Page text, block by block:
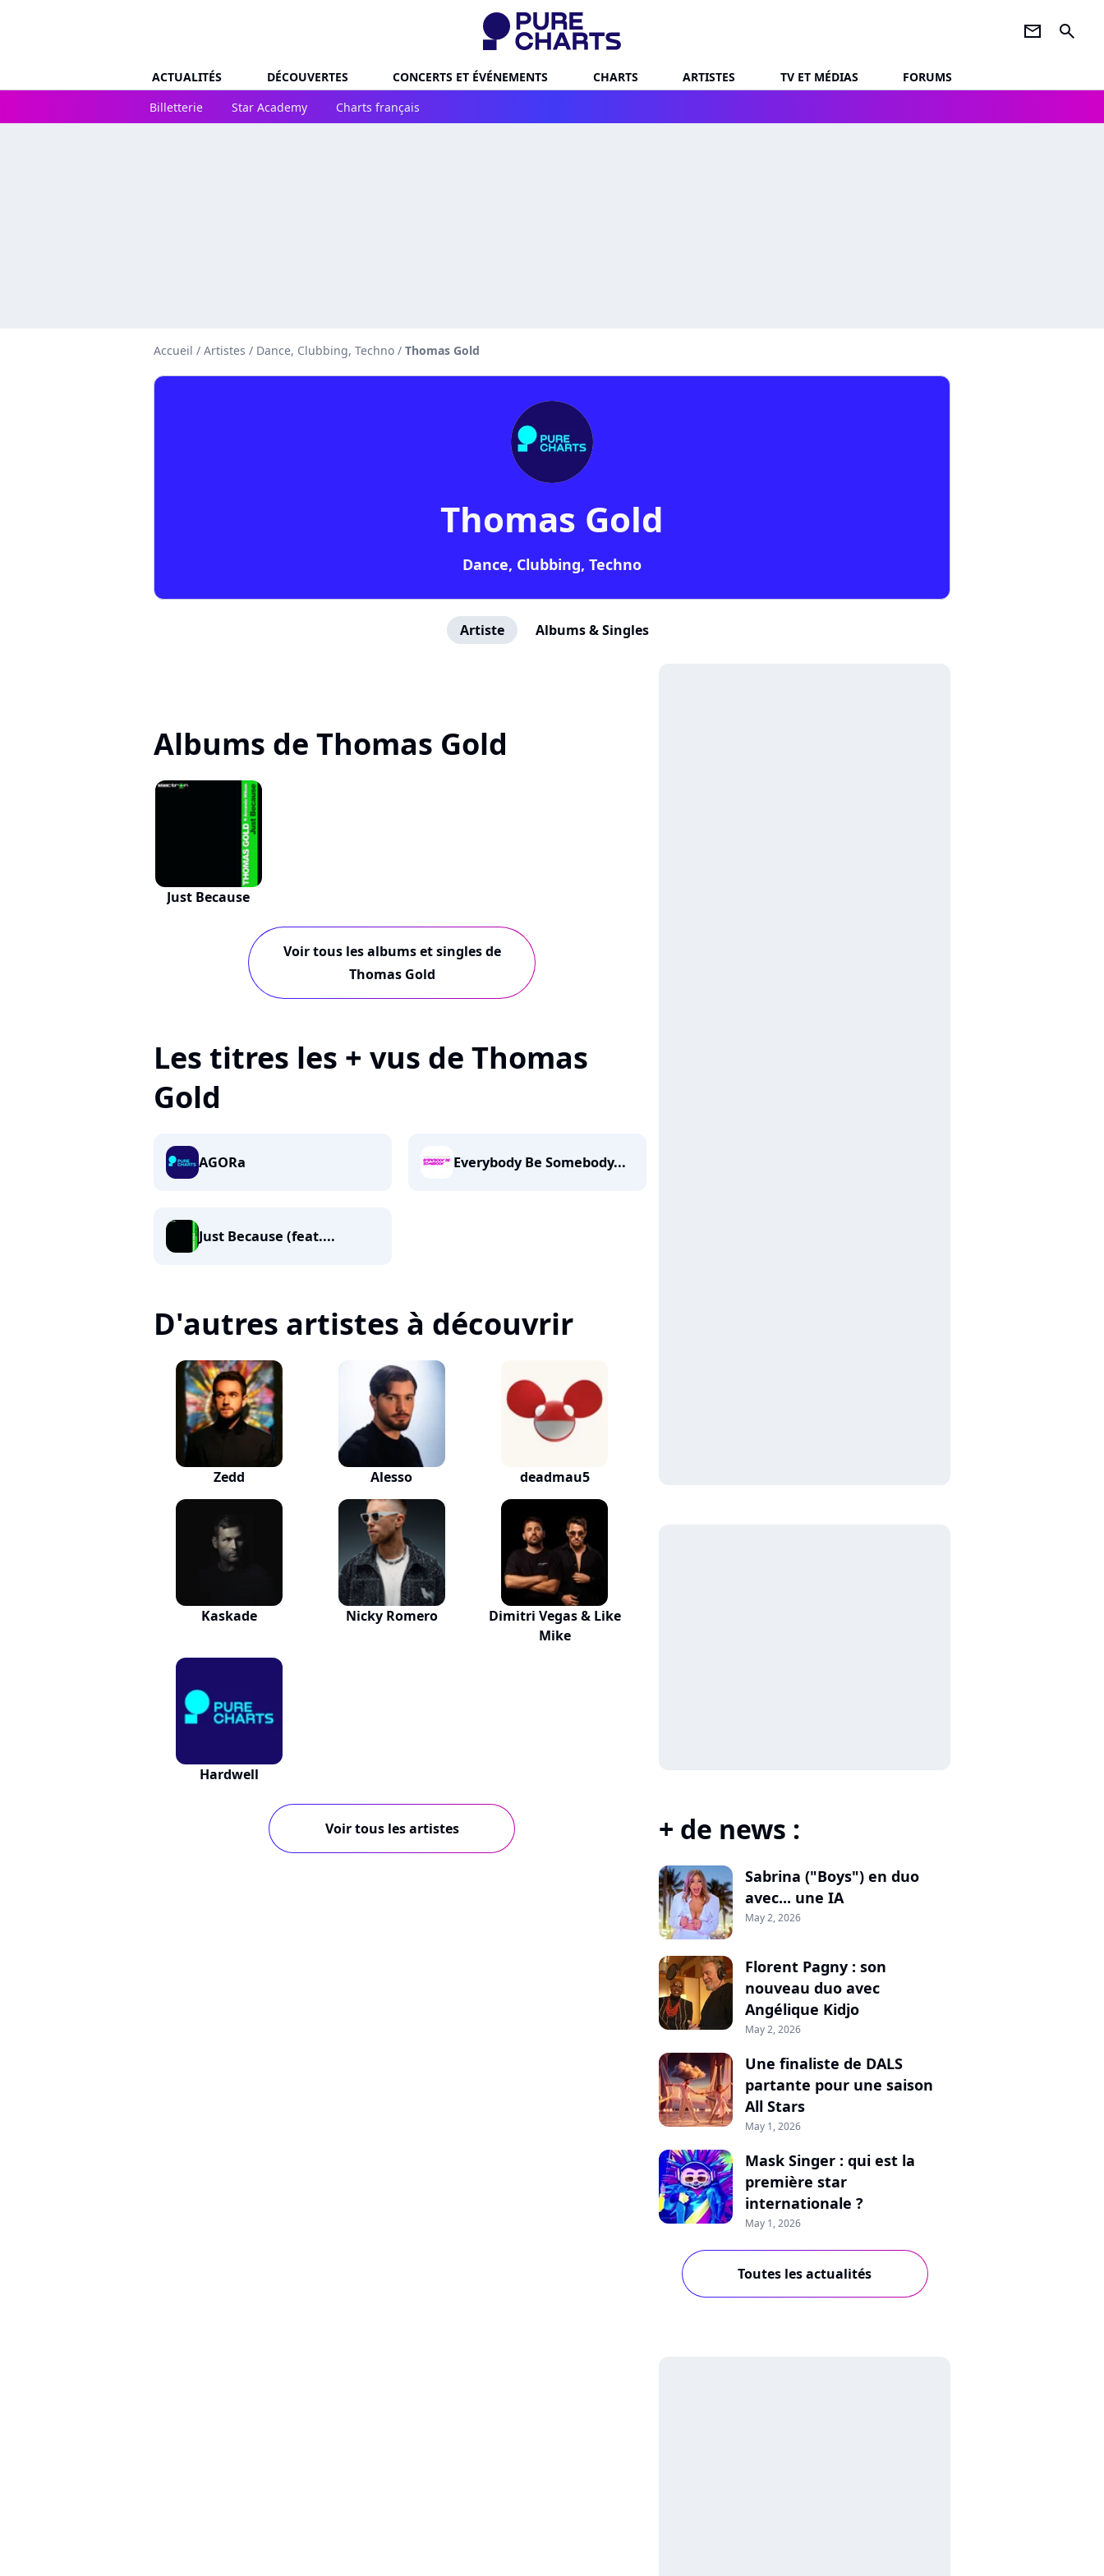
newsletter search
ACTUALITÉS DÉCOUVERTES CONCERTS ET ÉVÉNEMENTS CHARTS ARTISTES TV ET MÉDIAS
FORUMS
Billetterie
Star Academy Charts français
Accueil / Artistes / Dance, Clubbing, Techno / Thomas Gold
Thomas Gold
Dance, Clubbing, Techno
Artiste Albums & Singles
Albums de Thomas Gold
Just Because
Voir tous les albums et singles de
Thomas Gold
Les titres les + vus de Thomas
Gold
AGORa Everybody Be Somebody...
Just Because (feat....
D'autres artistes à découvrir
Zedd Alesso deadmau5
Kaskade Nicky Romero
Dimitri Vegas & Like
Mike
Hardwell
Voir tous les artistes + de news :
Sabrina ("Boys") en duo
avec... une IA
May 2, 2026
Florent Pagny : son
nouveau duo avec
Angélique Kidjo
May 2, 2026
Une finaliste de DALS
partante pour une saison
All Stars
May 1, 2026
Mask Singer : qui est la
première star
internationale ?
May 1, 2026
Toutes les actualités